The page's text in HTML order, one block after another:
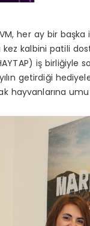
her ay bir
kez kalbini patili
iş birliğiyle
getirdiği
hayvanlarına